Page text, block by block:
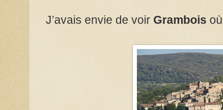
J’avais envie de voir Grambois